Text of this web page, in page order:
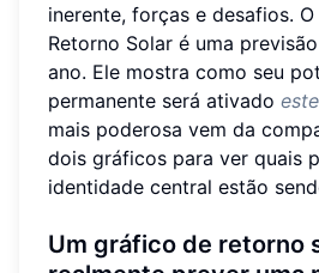
inerente, forças e desafios.
Retorno Solar é uma
ano. Ele mostra como seu
permanente será ativado
mais poderosa vem da
dois gráficos para ver quais
identidade central estão
Um gráfico de retorno